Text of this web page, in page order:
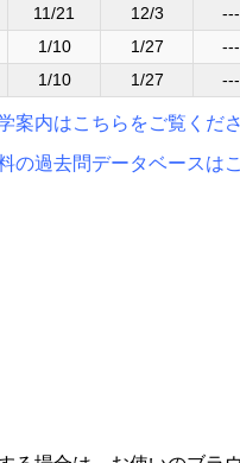
11/21 12/3 ---
1/10 1/27 ---
1/10 1/27 ---
案内はこちらをご覧くださ
の過去問データベースは